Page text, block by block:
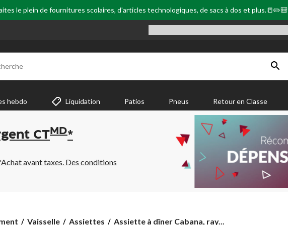
le plein de fournitures scolaires, d'articles technologiques, de sacs à dos et plus.📒✏️🎒
hebdo Liquidation Patios Pneus Retour en Classe
CT MD*
avant taxes. Des conditions
Vaisselle Assiettes
Assiette
Assiette à dîner Cabana, ray...